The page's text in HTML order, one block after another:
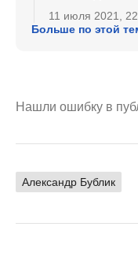
11 июля 2021,
Больше по этой
Нашли ошибку в
Александр Бублик